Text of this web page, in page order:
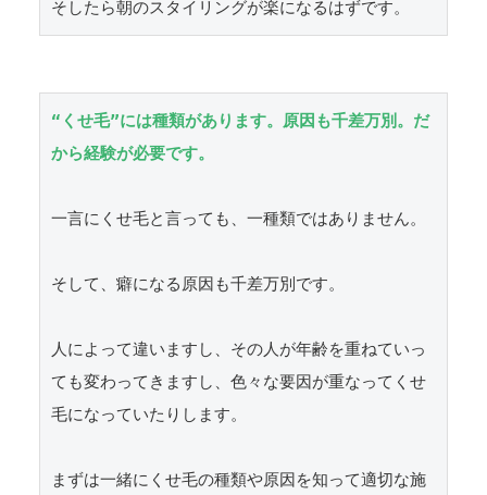
そしたら朝のスタイリングが楽になるはずです。
“くせ毛”には種類があります。原因も千差万別。だ
から経験が必要です。
一言にくせ毛と言っても、一種類ではありません。
そして、癖になる原因も千差万別です。
人によって違いますし、その人が年齢を重ねていっ
ても変わってきますし、色々な要因が重なってくせ
毛になっていたりします。
まずは一緒にくせ毛の種類や原因を知って適切な施